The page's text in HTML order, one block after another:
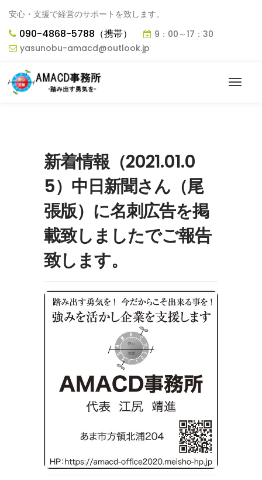
安心・支援で経営のサポートを致します。
090-4868-5788（携帯）
9：00～17：30
yasunobu-amacd@outlook.jp
新着情報（2021.01.0
5）中日新聞さん（尾
張版）に名刺広告を掲
載致しましたでご報告
致します。